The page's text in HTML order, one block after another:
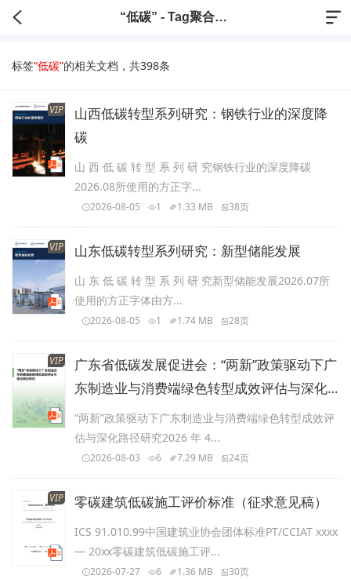
“低碳” - Tag聚合标签
标签“低碳”的相关文档，共398条
VIP
山西低碳转型系列研究：钢铁行业的深度降
碳
山 西 低 碳 转 型 系 列 研 究钢铁行业的深度降碳
2026.08所使用的方正字...
2026-08-05 1 1.33 MB 38页
VIP 山东低碳转型系列研究：新型储能发展
山 东 低 碳 转 型 系 列 研 究新型储能发展2026.07所
使用的方正字体由方...
2026-08-05 1 1.74 MB 28页
VIP
广东省低碳发展促进会：“两新”政策驱动下广
东制造业与消费端绿色转型成效评估与深化
路径研究
“两新”政策驱动下广东制造业与消费端绿色转型成效评
估与深化路径研究2026 年 4...
2026-08-03 6 7.29 MB 24页
VIP 零碳建筑低碳施工评价标准（征求意见稿）
ICS 91.010.99中国建筑业协会团体标准PT/CCIAT xxxx
— 20xx零碳建筑低碳施工评...
2026-07-27 6 1.36 MB 30页